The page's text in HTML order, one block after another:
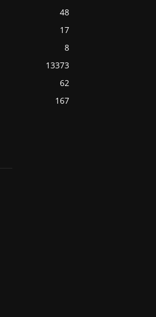
48
17
8
13373
62
167